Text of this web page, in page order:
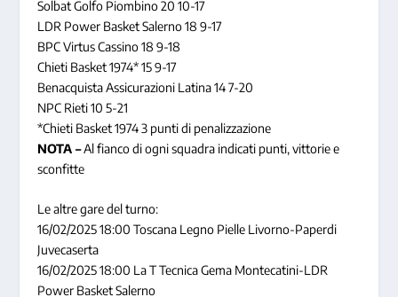
Solbat Golfo Piombino 20 10-17
LDR Power Basket Salerno 18 9-17
BPC Virtus Cassino 18 9-18
Chieti Basket 1974* 15 9-17
Benacquista Assicurazioni Latina 14 7-20
NPC Rieti 10 5-21
*Chieti Basket 1974 3 punti di penalizzazione
NOTA –Al fianco di ogni squadra indicati punti, vittorie e
sconfitte
Le altre gare del turno:
16/02/2025 18:00 Toscana Legno Pielle Livorno-Paperdi
Juvecaserta
16/02/2025 18:00 La T Tecnica Gema Montecatini-LDR
Power Basket Salerno